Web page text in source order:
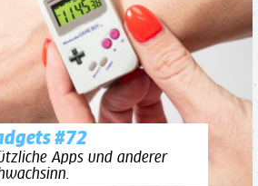
#72
Apps und anderer